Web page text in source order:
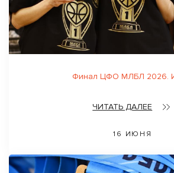
Финал ЦФО МЛБЛ 2026.
ЧИТАТЬ ДАЛЕЕ
16 ИЮНЯ